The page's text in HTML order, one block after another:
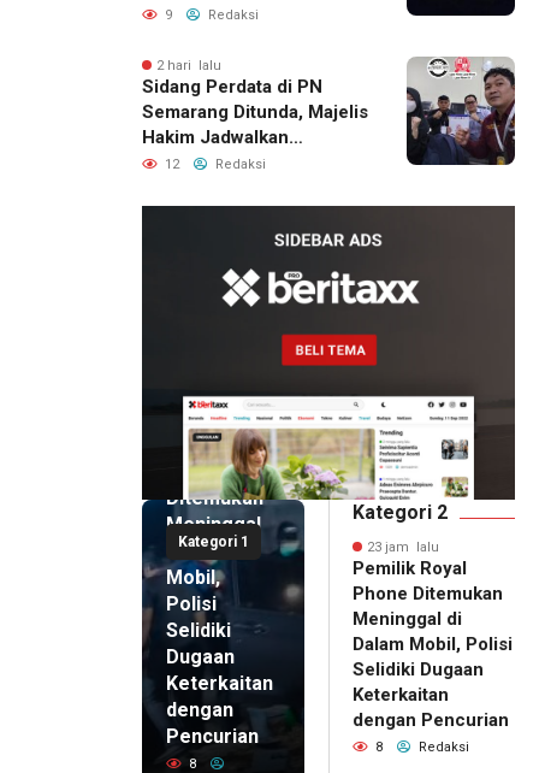
Permukiman Warga
9 Redaksi
2 hari lalu
Sidang Perdata di PN
Semarang Ditunda, Majelis
Hakim Jadwalkan
Pemanggilan Ulang BPR
12 Redaksi
Kategori 1
23 jam lalu
Pemilik
Royal
Phone
Ditemukan
Meninggal
di Dalam
Mobil,
Polisi
Selidiki
Dugaan
Keterkaitan
dengan
Pencurian
8
Kategori 2
23 jam lalu
Pemilik Royal
Phone Ditemukan
Meninggal di
Dalam Mobil, Polisi
Selidiki Dugaan
Keterkaitan
dengan Pencurian
8 Redaksi